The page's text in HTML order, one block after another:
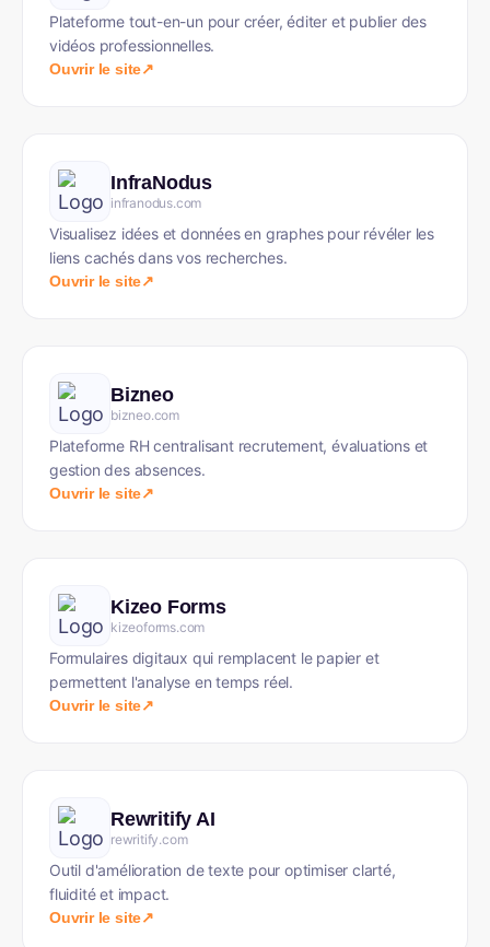
Plateforme tout-en-un pour créer, éditer et publier des
vidéos professionnelles.
Ouvrir le site↗
InfraNodus
infranodus.com
Visualisez idées et données en graphes pour révéler les
liens cachés dans vos recherches.
Ouvrir le site↗
Bizneo
bizneo.com
Plateforme RH centralisant recrutement, évaluations et
gestion des absences.
Ouvrir le site↗
Kizeo Forms
kizeoforms.com
Formulaires digitaux qui remplacent le papier et
permettent l'analyse en temps réel.
Ouvrir le site↗
Rewritify AI
rewritify.com
Outil d'amélioration de texte pour optimiser clarté,
fluidité et impact.
Ouvrir le site↗